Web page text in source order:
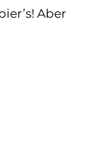
Aber